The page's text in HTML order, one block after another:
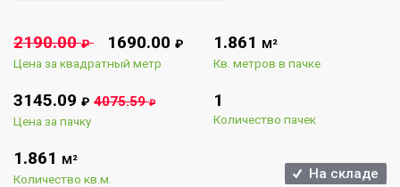
2190.00 ₽ 1690.00 ₽
Цена за квадратный метр
1.861 М²
Кв. метров в пачке
3145.09 ₽ 4075.59₽
Цена за пачку
1
Количество пачек
1.861 М²
Количество кв.м. На складе